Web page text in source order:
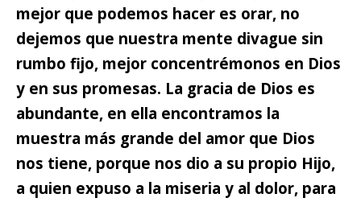
mejor que podemos hacer es orar, no
dejemos que nuestra mente divague sin
rumbo fijo, mejor concentrémonos en Dios
y en sus promesas. La gracia de Dios es
abundante, en ella encontramos la
muestra más grande del amor que Dios
nos tiene, porque nos dio a su propio Hijo,
a quien expuso a la miseria y al dolor, para